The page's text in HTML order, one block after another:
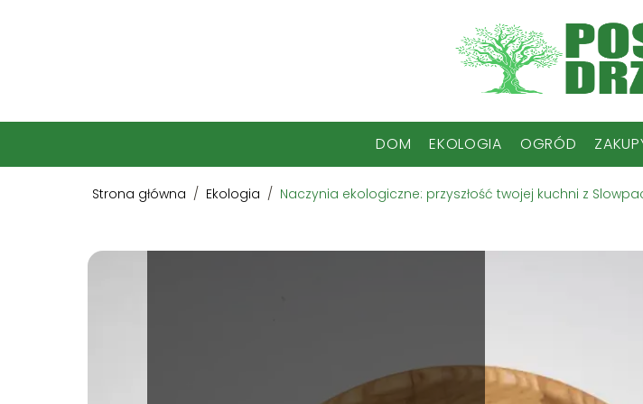
DOM EKOLOGIA OGRÓD
Strona główna / Ekologia / Naczynia ekologiczne: przyszłość twojej kuchni z